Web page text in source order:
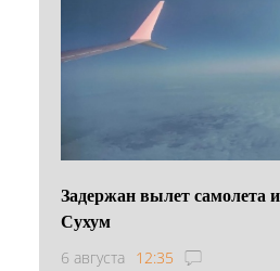
Задержан вылет самолета
Сухум
6 августа 12:35